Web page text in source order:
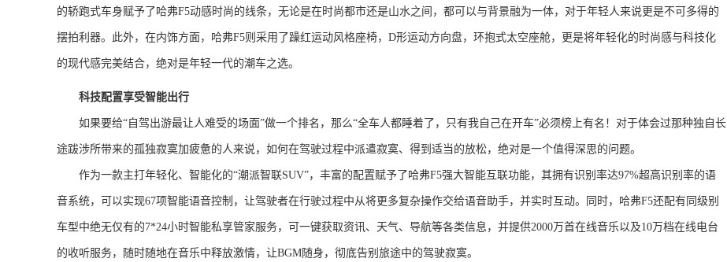
的轿跑式车身赋予了哈弗F5动感时尚的线条，无论是在时尚都市还是山水之间，都可以与背景融为一体，对于年轻人来说更是不可多得的
摆拍利器。此外，在内饰方面， 哈弗F5则 采用了躁红运动风格座椅， D形运动方向盘，环抱式太空座舱， 更是将年轻化的时尚感与科技化
的现代感完美结合，绝对是年轻一代的潮车之选。
科技配置享受智能出行
如果要给“自驾出游最让人难受的场面”做一个排名，那么“全车人都睡着了，只有我自己在开车”必须榜上有名 ！对于体会过那种独自长
途跋涉所带来的孤独寂寞加疲惫的人来说，如何在驾驶过程中派遣寂寞、得到适当的放松，绝对是一个值得深思的问题。
作为一款主打年轻化、智能化的“潮派智联SUV”，丰富的配置赋予了哈弗F5强大智能互联功能，其拥有识别率达97%超高识别率的语
音系统，可以实现67项智能语音控制，让驾驶者在行驶过程中从将更多复杂操作交给语音助手，并实时互动。同时，哈弗F5还配有同级别
车型中绝无仅有的7*24小时智能私享管家服务，可一键获取资讯、天气、导航等各类信息，并提供2000万首在线音乐以及10万档在线电台
的收听服务，随时随地在音乐中释放激情，让BGM随身，彻底告别旅途中的驾驶寂寞。